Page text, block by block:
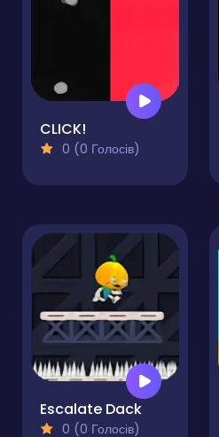
CLICK!
0 (0 Голосів)
Escalate Dack
0 (0 Голосів)